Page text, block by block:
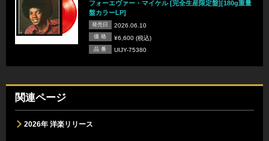
フォーエヴァー・マイケル [完全生産限定盤][180g重量
盤カラーLP]
発売日 2026.06.10
価 格 ¥6,600 (税込)
品 番 UIJY-75380
関連ページ
2026年 洋楽リリース